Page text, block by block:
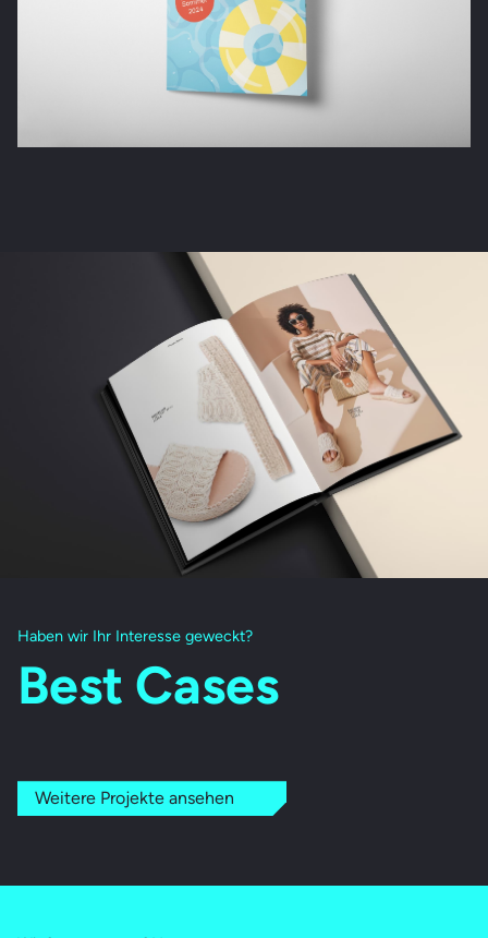
Haben wir Ihr Interesse geweckt?
Best Cases
Weitere Projekte ansehen